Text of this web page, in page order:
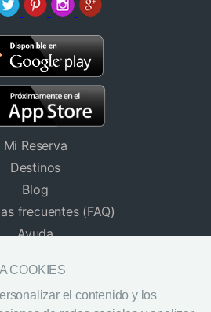
Mi Reserva
Destinos
Blog
frecuentes (FAQ)
Ayuda
para Grupos
App
COOKIES
el contenido y los